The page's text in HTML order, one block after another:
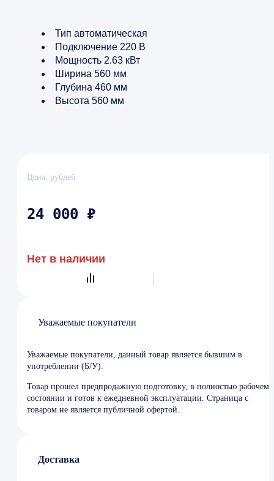
Тип автоматическая
Подключение 220 В
Мощность 2.63 кВт
Ширина 560 мм
Глубина 460 мм
Высота 560 мм
Цена, рублей
24 000 ₽
Нет в наличии
Уважаемые покупатели
Уважаемые покупатели, данный товар является бывшим в
употреблении (Б/У).
Товар прошел предпродажную подготовку, в полностью рабочем
состоянии и готов к ежедневной эксплуатации. Страница с
товаром не является публичной офертой.
Доставка